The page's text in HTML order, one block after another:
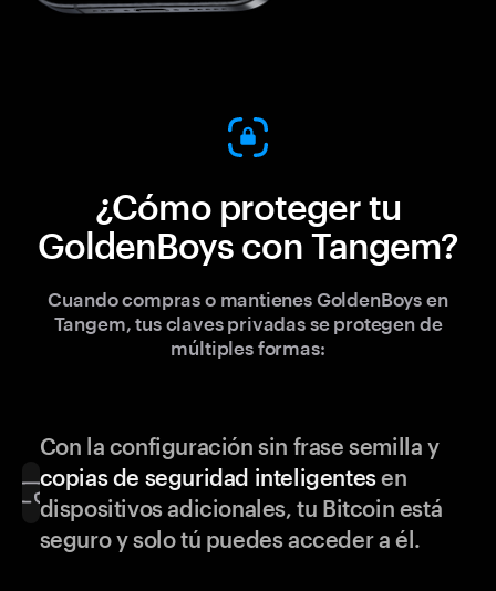
¿Cómo proteger tu
GoldenBoys con Tangem?
Cuando compras o mantienes GoldenBoys en
Tangem, tus claves privadas se protegen de
múltiples formas:
Con la configuración sin frase semilla y
copias de seguridad inteligentesen
dispositivos adicionales, tu Bitcoin está
seguro y solo tú puedes acceder a él.